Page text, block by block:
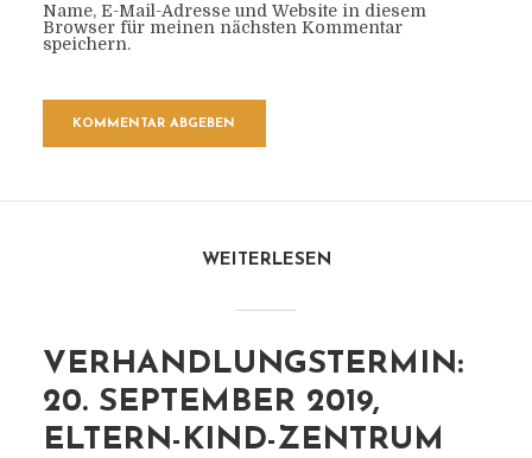
Name, E-Mail-Adresse und Website in diesem
Browser für meinen nächsten Kommentar
speichern.
WEITERLESEN
VERHANDLUNGSTERMIN:
20. SEPTEMBER 2019,
ELTERN-KIND-ZENTRUM